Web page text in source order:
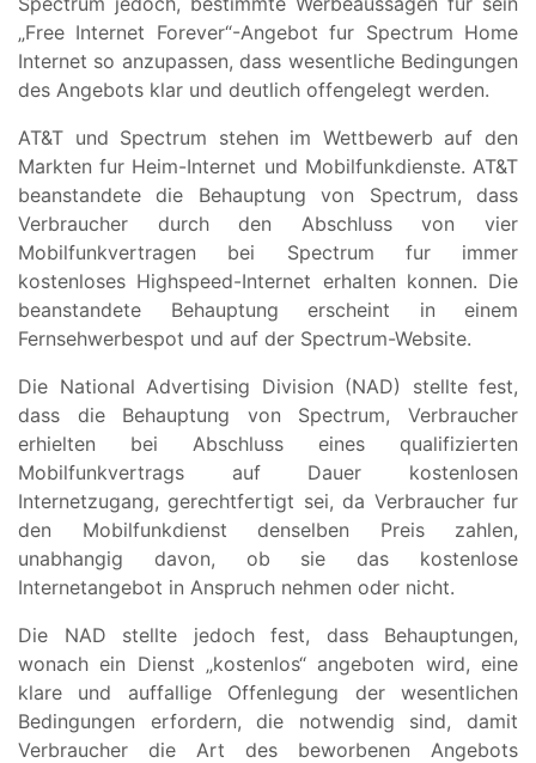
„Free Internet Forever“-Angebot fur Spectrum Home
Internet so anzupassen, dass wesentliche Bedingungen
des Angebots klar und deutlich offengelegt werden.
AT&T und Spectrum stehen im Wettbewerb auf den
Markten fur Heim-Internet und Mobilfunkdienste. AT&T
beanstandete die Behauptung von Spectrum, dass
Verbraucher durch den Abschluss von vier
Mobilfunkvertragen bei Spectrum fur immer
kostenloses Highspeed-Internet erhalten konnen. Die
beanstandete Behauptung erscheint in einem
Fernsehwerbespot und auf der Spectrum-Website.
Die National Advertising Division (NAD) stellte fest,
dass die Behauptung von Spectrum, Verbraucher
erhielten bei Abschluss eines qualifizierten
Mobilfunkvertrags auf Dauer kostenlosen
Internetzugang, gerechtfertigt sei, da Verbraucher fur
den Mobilfunkdienst denselben Preis zahlen,
unabhangig davon, ob sie das kostenlose
Internetangebot in Anspruch nehmen oder nicht.
Die NAD stellte jedoch fest, dass Behauptungen,
wonach ein Dienst „kostenlos“ angeboten wird, eine
klare und auffallige Offenlegung der wesentlichen
Bedingungen erfordern, die notwendig sind, damit
Verbraucher die Art des beworbenen Angebots